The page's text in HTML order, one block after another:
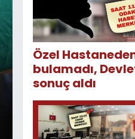
Özel
bulamadı,
sonuç aldı